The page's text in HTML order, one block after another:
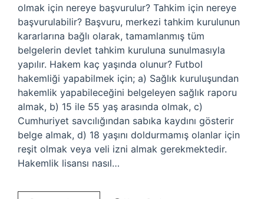
olmak için nereye başvurulur? Tahkim için nereye
başvurulabilir? Başvuru, merkezi tahkim kurulunun
kararlarına bağlı olarak, tamamlanmış tüm
belgelerin devlet tahkim kuruluna sunulmasıyla
yapılır. Hakem kaç yaşında olunur? Futbol
hakemliği yapabilmek için; a) Sağlık kuruluşundan
hakemlik yapabileceğini belgeleyen sağlık raporu
almak, b) 15 ile 55 yaş arasında olmak, c)
Cumhuriyet savcılığından sabıka kaydını gösterir
belge almak, d) 18 yaşını doldurmamış olanlar için
reşit olmak veya veli izni almak gerekmektedir.
Hakemlik lisansı nasıl…